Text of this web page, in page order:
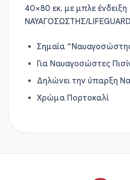
40×80 εκ. με μπλε ένδειξη
ΝΑΥΑΓΟΣΩΣΤΗΣ/LIFEGUARD
Σημαία
Για Ναυαγοσώστες
Δηλώνει την ύπαρξη
Χρώμα Πορτοκαλί